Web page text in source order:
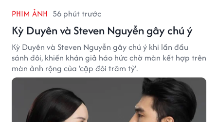
PHIM ẢNH 56 phút trước
Kỳ Duyên và Steven Nguyễn gây chú ý
Kỳ Duyên và Steven Nguyễn gây chú ý khi lần đầu
sánh đôi, khiến khán giả háo hức chờ màn kết hợp trên
màn ảnh rộng của 'cặp đôi trăm tỷ'.